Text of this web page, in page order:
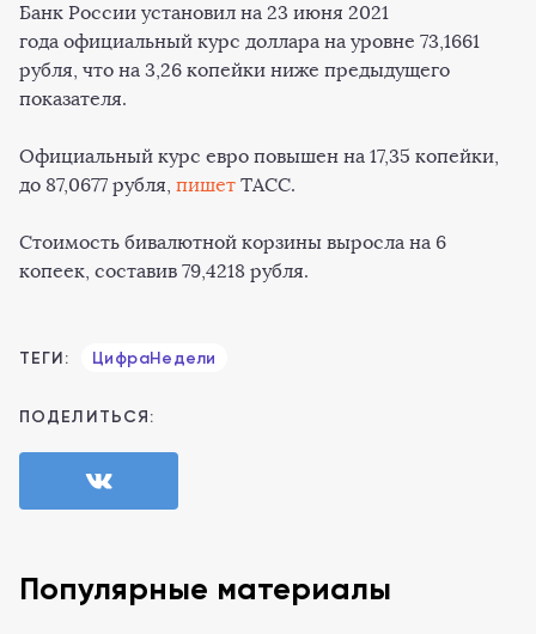
Банк России установил на 23 июня 2021
года официальный курс доллара на уровне 73,1661
рубля, что на 3,26 копейки ниже предыдущего
показателя.
Официальный курс евро повышен на 17,35 копейки,
до 87,0677 рубля, пишет ТАСС.
Стоимость бивалютной корзины выросла на 6
копеек, составив 79,4218 рубля.
ТЕГИ: ЦифраНедели
ПОДЕЛИТЬСЯ:
Популярные материалы